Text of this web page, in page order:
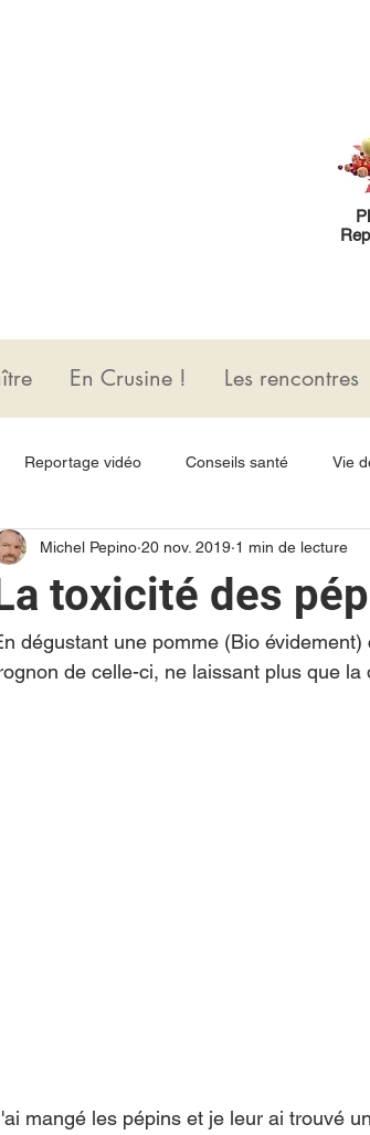
En Crusine ! Les rencontres
Reportage vidéo Conseils santé Vie
vidéo
toxicité des
Michel Pepino 20 nov. 2019 1 min de lecture
dégustant une pomme (Bio
de celle-ci, ne laissant plus que la
mangé les pépins et je leur ai trouvé